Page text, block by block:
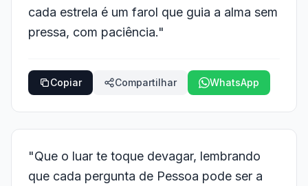
cada estrela é um farol que guia a alma sem
pressa, com paciência."
Copiar Compartilhar WhatsApp
"Que o luar te toque devagar, lembrando
que cada pergunta de Pessoa pode ser a